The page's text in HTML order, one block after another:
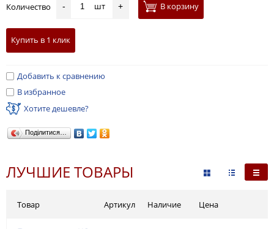
Количество - шт + В корзину
Купить в 1 клик
Добавить к сравнению
В избранное
Хотите дешевле?
Поділитися…
ЛУЧШИЕ ТОВАРЫ
Товар Артикул Наличие Цена